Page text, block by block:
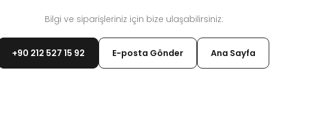
Bilgi ve siparişleriniz için bize ulaşabilirsiniz:
+90 212 527 15 92 E-posta Gönder Ana Sayfa